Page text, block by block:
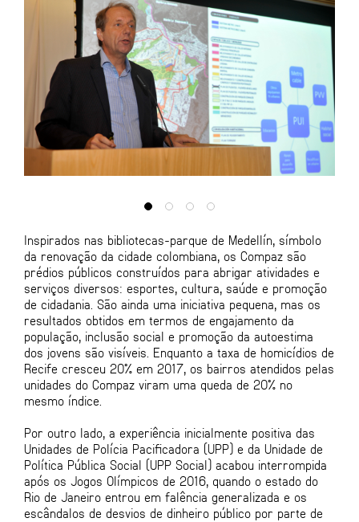
Inspirados nas bibliotecas-parque de Medellín, símbolo
da renovação da cidade colombiana, os Compaz são
prédios públicos construídos para abrigar atividades e
serviços diversos: esportes, cultura, saúde e promoção
de cidadania. São ainda uma iniciativa pequena, mas os
resultados obtidos em termos de engajamento da
população, inclusão social e promoção da autoestima
dos jovens são visíveis. Enquanto a taxa de homicídios de
Recife cresceu 20% em 2017, os bairros atendidos pelas
unidades do Compaz viram uma queda de 20% no
mesmo índice.
Por outro lado, a experiência inicialmente positiva das
Unidades de Polícia Pacificadora (UPP) e da Unidade de
Política Pública Social (UPP Social) acabou interrompida
após os Jogos Olímpicos de 2016, quando o estado do
Rio de Janeiro entrou em falência generalizada e os
escândalos de desvios de dinheiro público por parte de